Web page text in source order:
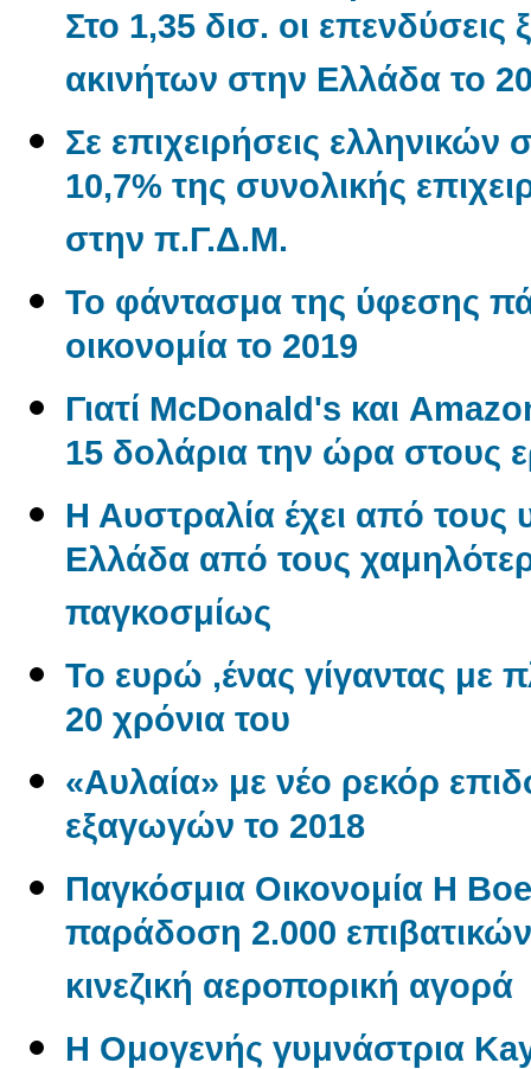
Στο 1,35 δισ. οι
ακινήτων στην Ελλάδα το
Σε επιχειρήσεις
10,7% της συνολικής
στην π.Γ.Δ.Μ.
Το φάντασμα της ύφεσης
οικονομία το 2019
Γιατί McDonald's και
15 δολάρια την ώρα στους
Η Αυστραλία έχει από τους
Ελλάδα από τους
παγκοσμίως
Το ευρώ ,ένας γίγαντας με
20 χρόνια του
«Αυλαία» με νέο ρεκόρ
εξαγωγών το 2018
Παγκόσμια Οικονομία Η
παράδοση 2.000
κινεζική αεροπορική αγορά
Η Ομογενής γυμνάστρια